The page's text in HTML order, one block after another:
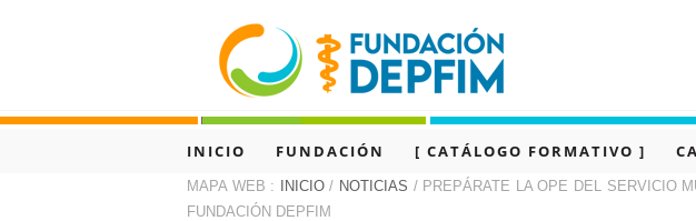
INICIO FUNDACIÓN [ CATÁLOGO FORMATIVO ]
TRANSPARENCIA CONTACTO
MAPA WEB : INICIO/ NOTICIAS / PREPÁRATE LA OPE DEL SERVICIO
FUNDACIÓN DEPFIM